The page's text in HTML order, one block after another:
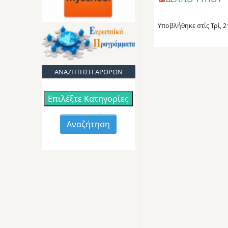
ΑΝΑΖΗΤΗΣΗ ΑΡΘΡΩΝ
Επιλέξτε Κατηγορίες
Υποβλήθηκε στίςΤρί,